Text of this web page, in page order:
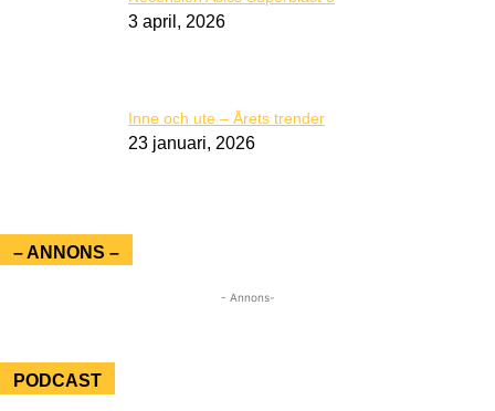
3 april, 2026
Inne och ute – Årets trender
23 januari, 2026
– ANNONS –
- Annons-
PODCAST